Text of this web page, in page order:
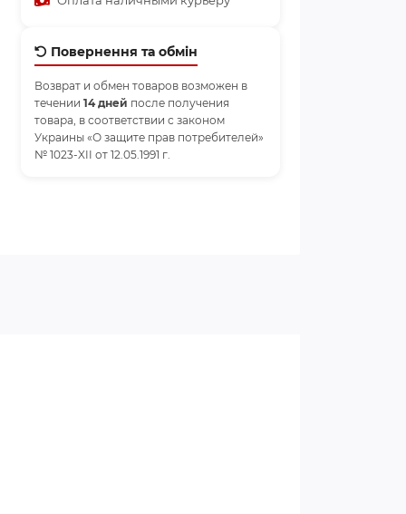
Повернення та обмін
Возврат и обмен товаров возможен в
течении 14 дней после получения
товара, в соответствии с законом
Украины «О защите прав потребителей»
№ 1023-XII от 12.05.1991 г.